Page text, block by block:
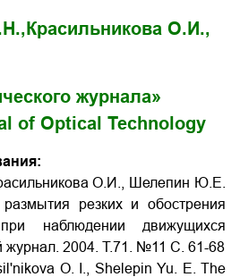
Красильникова О.И.,
журнала»
of Optical Technology
О.И., Шелепин Ю.Е.
резких и обострения
наблюдении движущихся
журнал. 2004. Т.71. №11 С. 61-68
O. I., Shelepin Yu. E. The